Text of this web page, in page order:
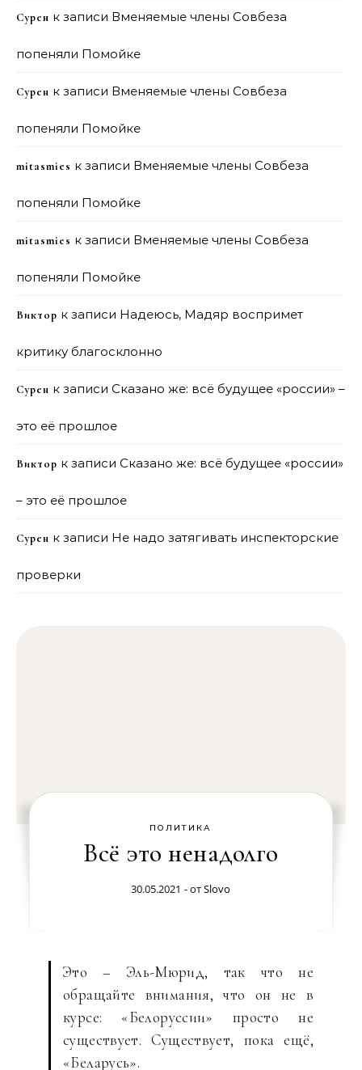
Сурен к записи Вменяемые члены Совбеза
попеняли Помойке
Сурен к записи Вменяемые члены Совбеза
попеняли Помойке
mitasmies к записи Вменяемые члены Совбеза
попеняли Помойке
mitasmies к записи Вменяемые члены Совбеза
попеняли Помойке
Виктор к записи Надеюсь, Мадяр воспримет
критику благосклонно
Сурен к записи Сказано же: всё будущее «россии» –
это её прошлое
Виктор к записи Сказано же: всё будущее «россии»
– это её прошлое
Сурен к записи Не надо затягивать инспекторские
проверки
ПОЛИТИКА
Всё это ненадолго
30.05.2021 - отSlovo
Это – Эль-Мюрид, так что не
обращайте внимания, что он не в
курсе: «Белоруссии» просто не
существует. Существует, пока ещё,
«Беларусь».